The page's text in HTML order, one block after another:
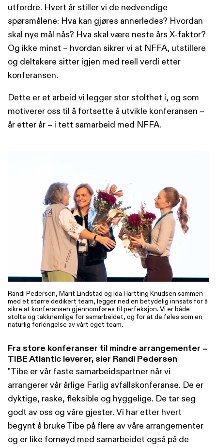
utfordre. Hvert år stiller vi de nødvendige
spørsmålene: Hva kan gjøres annerledes? Hvordan
skal nye mål nås? Hva skal være neste års X-faktor?
Og ikke minst – hvordan sikrer vi at NFFA, utstillere
og deltakere sitter igjen med reell verdi etter
konferansen.
Dette er et arbeid vi legger stor stolthet i, og som
motiverer oss til å fortsette å utvikle konferansen –
år etter år – i tett samarbeid med NFFA.
Randi Pedersen, Marit Lindstad og Ida Hartting Knudsen sammen
med et større dedikert team, legger ned en betydelig innsats for å
sikre at konferansen gjennomføres til perfeksjon. Vi er både
stolte og takknemlige for samarbeidet, og for at de føles som en
naturlig forlengelse av vårt eget team.
Fra store konferanser til mindre arrangementer –
TIBE Atlantic leverer, sier Randi Pedersen
"Tibe er vår faste samarbeidspartner når vi
arrangerer vår årlige Farlig avfallskonferanse. De er
dyktige, raske, fleksible og hyggelige. De tar seg
godt av oss og våre gjester. Vi har etter hvert
begynt å bruke Tibe på flere av våre arrangementer
og er like fornøyd med samarbeidet også på de